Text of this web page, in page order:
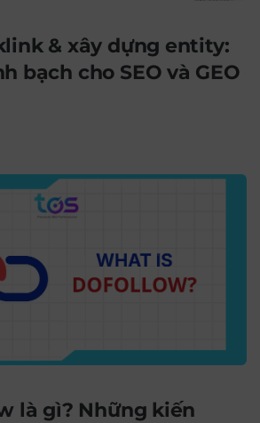
& xây dựng entity:
bạch cho SEO và GEO
là gì? Những kiến